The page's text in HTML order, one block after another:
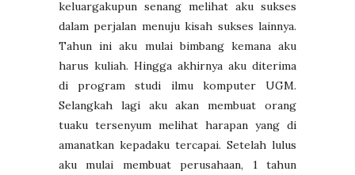
keluargakupun senang melihat aku sukses
dalam perjalan menuju kisah sukses lainnya.
Tahun ini aku mulai bimbang kemana aku
harus kuliah. Hingga akhirnya aku diterima
di program studi ilmu komputer UGM.
Selangkah lagi aku akan membuat orang
tuaku tersenyum melihat harapan yang di
amanatkan kepadaku tercapai. Setelah lulus
aku mulai membuat perusahaan, 1 tahun